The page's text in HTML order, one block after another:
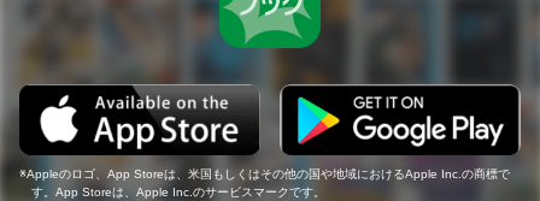
Appleのロゴ、App Storeは、米国もしくはその他の国や地域におけるApple Inc.の商標で
す。App Storeは、Apple Inc.のサービスマークです。